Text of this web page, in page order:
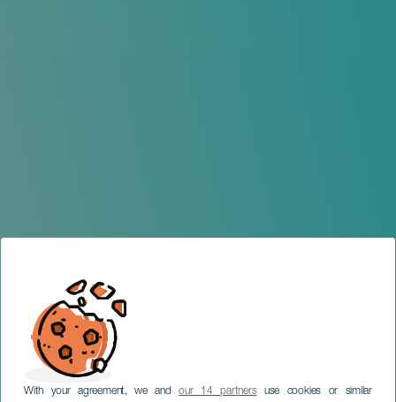
With your agreement, we andour 14 partnersuse cookies or similar